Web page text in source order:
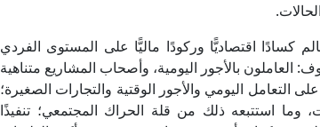
كسادًا اقتصاديًّا وركودًا ماليًّا على المستوى الفردي
العاملون بالأجور اليومية، وأصحاب المشاريع متناهية
اليومي والأجور الوقتية والتجارات الصغيرة؛
وما استتبعه ذلك من قلة الحراك المجتمعي؛ تنفيذًا